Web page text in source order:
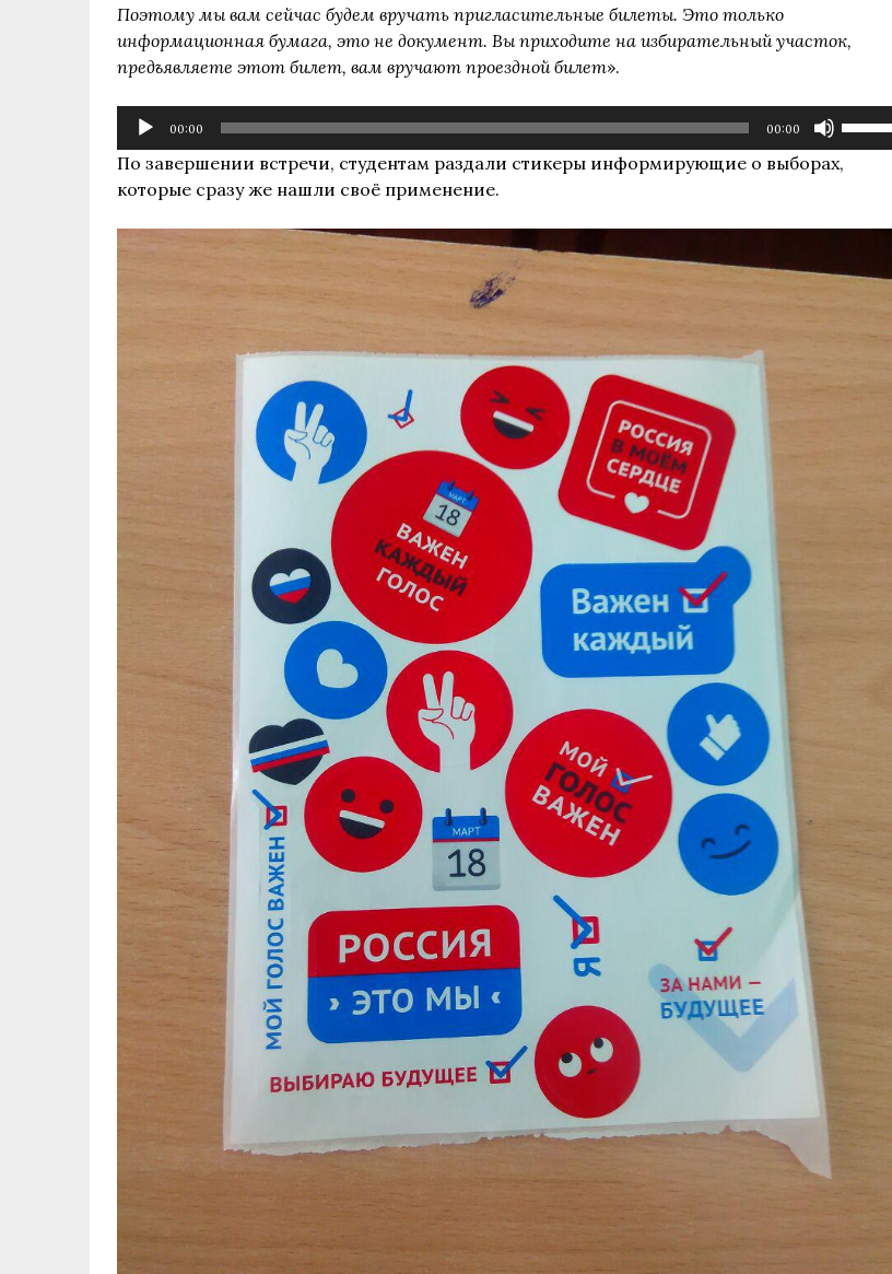
Поэтому мы вам сейчас будем вручать пригласительные билеты. Это только
информационная бумага, это не документ. Вы приходите на избирательный участок,
предъявляете этот билет, вам вручают проездной билет».
Аудиоплеер
00:00 00:00
вверх/
или
По завершении встречи, студентам раздали стикеры информирующие о выборах,
которые сразу же нашли своё применение.